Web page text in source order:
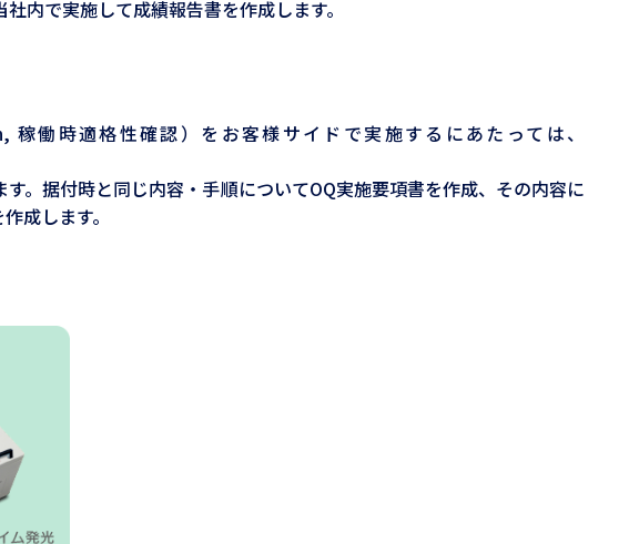
内で実施して成績報告書を作成します。
働時適格性確認）をお客様サイドで実施するにあたっては、
。据付時と同じ内容・手順についてOQ実施要項書を作成、その内容に
成します。